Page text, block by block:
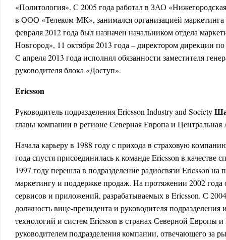
«Политология». С 2005 года работал в ЗАО «Нижегородская
в ООО «Телеком-МК», занимался организацией маркетинга
февраля 2012 года был назначен начальником отдела
Новгород», 11 октября 2013 года – директором дирекции
С апреля 2013 года исполнял обязанности заместителя
руководителя блока «Доступ».
Ericsson
Руководитель подразделения Ericsson Industry and Society
главы компании в регионе Северная Европа и Центральная
Начала карьеру в 1988 году с прихода в страховую
года спустя присоединилась к команде Ericsson в качестве
1997 году перешла в подразделение радиосвязи Ericsson
маркетингу и поддержке продаж. На протяжении 2002 года
сервисов и приложений, разрабатываемых в Ericsson. С
должность вице-президента и руководителя
технологий и систем Ericsson в странах Северной Европы
руководителем подразделения компании, отвечающего за